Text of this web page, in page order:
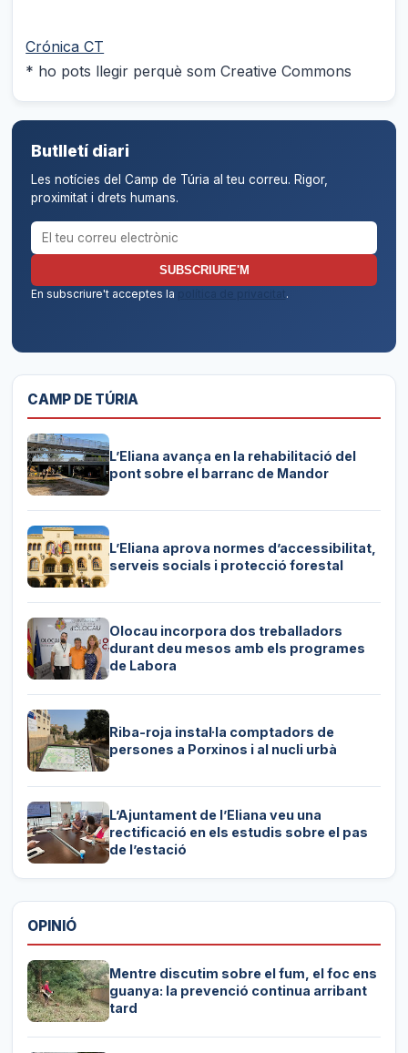
Crónica CT
* ho pots llegir perquè som Creative Commons
Butlletí diari
Les notícies del Camp de Túria al teu correu. Rigor,
proximitat i drets humans.
Correu electrònic per al butlletí
SUBSCRIURE'M
En subscriure't acceptes la
política de privacitat.
CAMP DE TÚRIA
L’Eliana avança en la rehabilitació del
pont sobre el barranc de Mandor
L’Eliana aprova normes d’accessibilitat,
serveis socials i protecció forestal
Olocau incorpora dos treballadors
durant deu mesos amb els programes
de Labora
Riba-roja instal·la comptadors de
persones a Porxinos i al nucli urbà
L’Ajuntament de l’Eliana veu una
rectificació en els estudis sobre el pas
de l’estació
OPINIÓ
Mentre discutim sobre el fum, el foc ens
guanya: la prevenció continua arribant
tard